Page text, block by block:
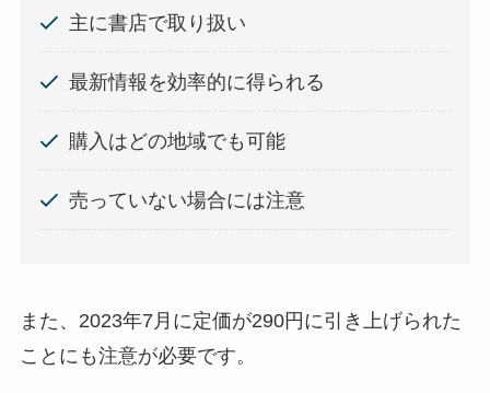
主に書店で取り扱い
最新情報を効率的に得られる
購入はどの地域でも可能
売っていない場合には注意
また、2023年7月に定価が290円に引き上げられた
ことにも注意が必要です。